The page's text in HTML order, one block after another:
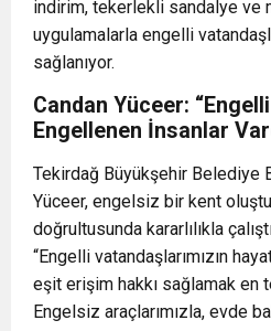
indirim, tekerlekli sandalye ve
uygulamalarla engelli
sağlanıyor.
Candan Yüceer:
Engellenen İnsanlar
Tekirdağ Büyükşehir Belediye
Yüceer, engelsiz bir kent
doğrultusunda kararlılıkla
“Engelli vatandaşlarımızın
eşit erişim hakkı sağlamak en
Engelsiz araçlarımızla, evde